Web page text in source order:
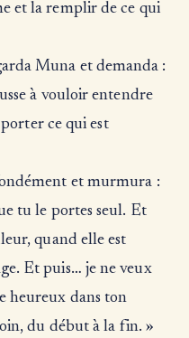
et la remplir de ce qui
Muna et demanda :
à vouloir entendre
porter ce qui est
et murmura :
tu le portes seul. Et
quand elle est
Et puis… je ne veux
heureux dans ton
du début à la fin. »